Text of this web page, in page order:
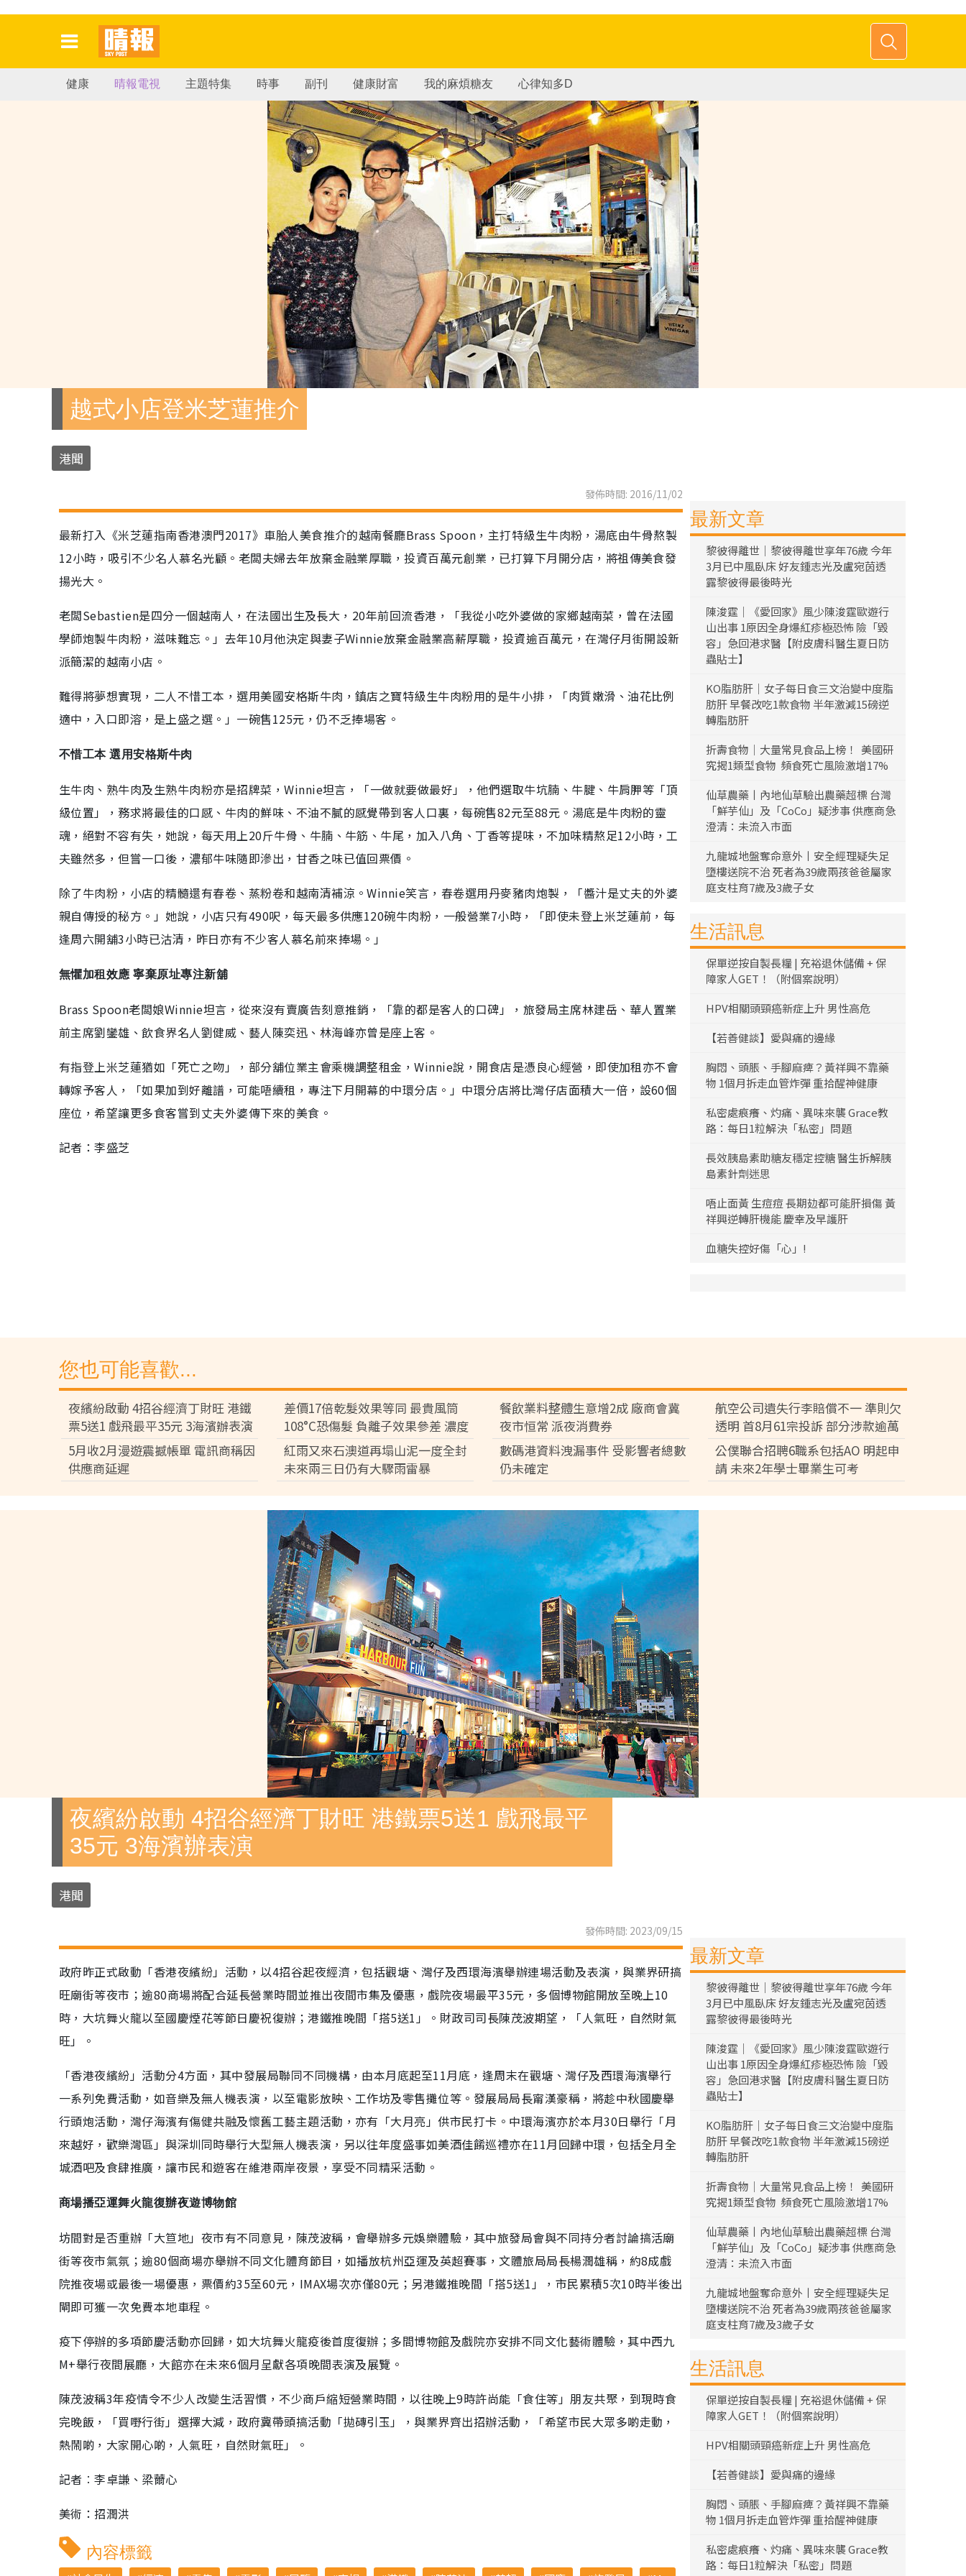
健康 晴報電視 主題特集 時事 副刊 健康財富 我的麻煩糖友 心律知多D
越式小店登米芝蓮推介
港聞
發佈時間: 2016/11/02
最新打入《米芝蓮指南香港澳門2017》車胎人美食推介的越南餐廳Brass Spoon，主打特級生牛肉粉，湯底由牛骨熬製
12小時，吸引不少名人慕名光顧。老闆夫婦去年放棄金融業厚職，投資百萬元創業，已打算下月開分店，將祖傳美食發
揚光大。
老闆Sebastien是四分一個越南人，在法國出生及長大，20年前回流香港，「我從小吃外婆做的家鄉越南菜，曾在法國
學師炮製牛肉粉，滋味難忘。」去年10月他決定與妻子Winnie放棄金融業高薪厚職，投資逾百萬元，在灣仔月街開設新
派簡潔的越南小店。
難得將夢想實現，二人不惜工本，選用美國安格斯牛肉，鎮店之寶特級生牛肉粉用的是牛小排，「肉質嫩滑、油花比例
適中，入口即溶，是上盛之選。」一碗售125元，仍不乏捧場客。
不惜工本 選用安格斯牛肉
生牛肉、熟牛肉及生熟牛肉粉亦是招牌菜，Winnie坦言，「一做就要做最好」，他們選取牛坑腩、牛腱、牛肩胛等「頂
級位置」，務求將最佳的口感、牛肉的鮮味、不油不膩的感覺帶到客人口裏，每碗售82元至88元。湯底是牛肉粉的靈
魂，絕對不容有失，她說，每天用上20斤牛骨、牛腩、牛筋、牛尾，加入八角、丁香等提味，不加味精熬足12小時，工
夫雖然多，但嘗一口後，濃郁牛味隨即滲出，甘香之味已值回票價。
除了牛肉粉，小店的精髓還有春卷、蒸粉卷和越南清補涼。Winnie笑言，春卷選用丹麥豬肉炮製，「醬汁是丈夫的外婆
親自傳授的秘方。」她說，小店只有490呎，每天最多供應120碗牛肉粉，一般營業7小時，「即使未登上米芝蓮前，每
逢周六開舖3小時已沽清，昨日亦有不少客人慕名前來捧場。」
無懼加租效應 寧棄原址專注新舖
Brass Spoon老闆娘Winnie坦言，從來沒有賣廣告刻意推銷，「靠的都是客人的口碑」，旅發局主席林建岳、華人置業
前主席劉鑾雄、飲食界名人劉健威、藝人陳奕迅、林海峰亦曾是座上客。
有指登上米芝蓮猶如「死亡之吻」，部分舖位業主會乘機調整租金，Winnie說，開食店是憑良心經營，即使加租亦不會
轉嫁予客人，「如果加到好離譜，可能唔續租，專注下月開幕的中環分店。」中環分店將比灣仔店面積大一倍，設60個
座位，希望讓更多食客嘗到丈夫外婆傳下來的美食。
記者：李盛芝
最新文章
黎彼得離世｜黎彼得離世享年76歲 今年
3月已中風臥床 好友鍾志光及盧宛茵透
露黎彼得最後時光
陳浚霆｜《愛回家》風少陳浚霆歐遊行
山出事 1原因全身爆紅疹極恐怖 險「毀
容」急回港求醫【附皮膚科醫生夏日防
蟲貼士】
KO脂肪肝｜女子每日食三文治變中度脂
肪肝 早餐改吃1款食物 半年激減15磅逆
轉脂肪肝
折壽食物｜大量常見食品上榜！ 美國研
究揭1類型食物 頻食死亡風險激增17%
仙草農藥丨內地仙草驗出農藥超標 台灣
「鮮芋仙」及「CoCo」疑涉事 供應商急
澄清：未流入市面
九龍城地盤奪命意外丨安全經理疑失足
墮樓送院不治 死者為39歲兩孩爸爸屬家
庭支柱育7歲及3歲子女
生活訊息
保單逆按自製長糧 | 充裕退休儲備 + 保
障家人GET！（附個案說明）
HPV相關頭頸癌新症上升 男性高危
【若善健談】愛與痛的邊緣
胸悶、頭脹、手腳麻痺？黃祥興不靠藥
物 1個月拆走血管炸彈 重拾醒神健康
私密處痕癢、灼痛、異味來襲 Grace教
路：每日1粒解決「私密」問題
長效胰島素助糖友穩定控糖 醫生拆解胰
島素針劑迷思
唔止面黃 生痘痘 長期攰都可能肝損傷 黃
祥興逆轉肝機能 慶幸及早護肝
血糖失控好傷「心」!
您也可能喜歡...
夜繽紛啟動 4招谷經濟丁財旺 港鐵
票5送1 戲飛最平35元 3海濱辦表演
差價17倍乾髮效果等同 最貴風筒
108°C恐傷髮 負離子效果參差 濃度
差逾百倍
餐飲業料整體生意增2成 廠商會冀
夜市恒常 派夜消費券
航空公司遺失行李賠償不一 準則欠
透明 首8月61宗投訴 部分涉款逾萬
元
5月收2月漫遊震撼帳單 電訊商稱因
供應商延遲
紅雨又來石澳道再塌山泥一度全封
未來兩三日仍有大驟雨雷暴
數碼港資料洩漏事件 受影響者總數
仍未確定
公僕聯合招聘6職系包括AO 明起申
請 未來2年學士畢業生可考
夜繽紛啟動 4招谷經濟丁財旺 港鐵票5送1 戲飛最平
35元 3海濱辦表演
港聞
發佈時間: 2023/09/15
政府昨正式啟動「香港夜繽紛」活動，以4招谷起夜經濟，包括觀塘、灣仔及西環海濱舉辦連場活動及表演，與業界研搞
旺廟街等夜市；逾80商場將配合延長營業時間並推出夜間市集及優惠，戲院夜場最平35元，多個博物館開放至晚上10
時，大坑舞火龍以至國慶煙花等節日慶祝復辦；港鐵推晚間「搭5送1」。財政司司長陳茂波期望，「人氣旺，自然財氣
旺」。
「香港夜繽紛」活動分4方面，其中發展局聯同不同機構，由本月底起至11月底，逢周末在觀塘、灣仔及西環海濱舉行
一系列免費活動，如音樂及無人機表演，以至電影放映、工作坊及零售攤位等。發展局局長甯漢豪稱，將趁中秋國慶舉
行頭炮活動，灣仔海濱有傷健共融及懷舊工藝主題活動，亦有「大月亮」供市民打卡。中環海濱亦於本月30日舉行「月
來越好，歡樂灣區」與深圳同時舉行大型無人機表演，另以往年度盛事如美酒佳餚巡禮亦在11月回歸中環，包括全月全
城酒吧及食肆推廣，讓市民和遊客在維港兩岸夜景，享受不同精采活動。
商場播亞運舞火龍復辦夜遊博物館
坊間對是否重辦「大笪地」夜市有不同意見，陳茂波稱，會舉辦多元娛樂體驗，其中旅發局會與不同持分者討論搞活廟
街等夜市氣氛；逾80個商場亦舉辦不同文化體育節目，如播放杭州亞運及英超賽事，文體旅局局長楊潤雄稱，約8成戲
院推夜場或最後一場優惠，票價約35至60元，IMAX場次亦僅80元；另港鐵推晚間「搭5送1」，市民累積5次10時半後出
閘即可獲一次免費本地車程。
疫下停辦的多項節慶活動亦回歸，如大坑舞火龍疫後首度復辦；多間博物館及戲院亦安排不同文化藝術體驗，其中西九
M+舉行夜間展廳，大館亦在未來6個月呈獻各項晚間表演及展覽。
陳茂波稱3年疫情令不少人改變生活習慣，不少商戶縮短營業時間，以往晚上9時許尚能「食住等」朋友共聚，到現時食
完晚飯，「買嘢行街」選擇大減，政府冀帶頭搞活動「拋磚引玉」，與業界齊出招辦活動，「希望市民大眾多啲走動，
熱鬧啲，大家開心啲，人氣旺，自然財氣旺」。
記者︰李卓謙、梁薾心
美術：招潤洪
內容標籤
最新文章
黎彼得離世｜黎彼得離世享年76歲 今年
3月已中風臥床 好友鍾志光及盧宛茵透
露黎彼得最後時光
陳浚霆｜《愛回家》風少陳浚霆歐遊行
山出事 1原因全身爆紅疹極恐怖 險「毀
容」急回港求醫【附皮膚科醫生夏日防
蟲貼士】
KO脂肪肝｜女子每日食三文治變中度脂
肪肝 早餐改吃1款食物 半年激減15磅逆
轉脂肪肝
折壽食物｜大量常見食品上榜！ 美國研
究揭1類型食物 頻食死亡風險激增17%
仙草農藥丨內地仙草驗出農藥超標 台灣
「鮮芋仙」及「CoCo」疑涉事 供應商急
澄清：未流入市面
九龍城地盤奪命意外丨安全經理疑失足
墮樓送院不治 死者為39歲兩孩爸爸屬家
庭支柱育7歲及3歲子女
生活訊息
保單逆按自製長糧 | 充裕退休儲備 + 保
障家人GET！（附個案說明）
HPV相關頭頸癌新症上升 男性高危
【若善健談】愛與痛的邊緣
胸悶、頭脹、手腳麻痺？黃祥興不靠藥
物 1個月拆走血管炸彈 重拾醒神健康
私密處痕癢、灼痛、異味來襲 Grace教
路：每日1粒解決「私密」問題